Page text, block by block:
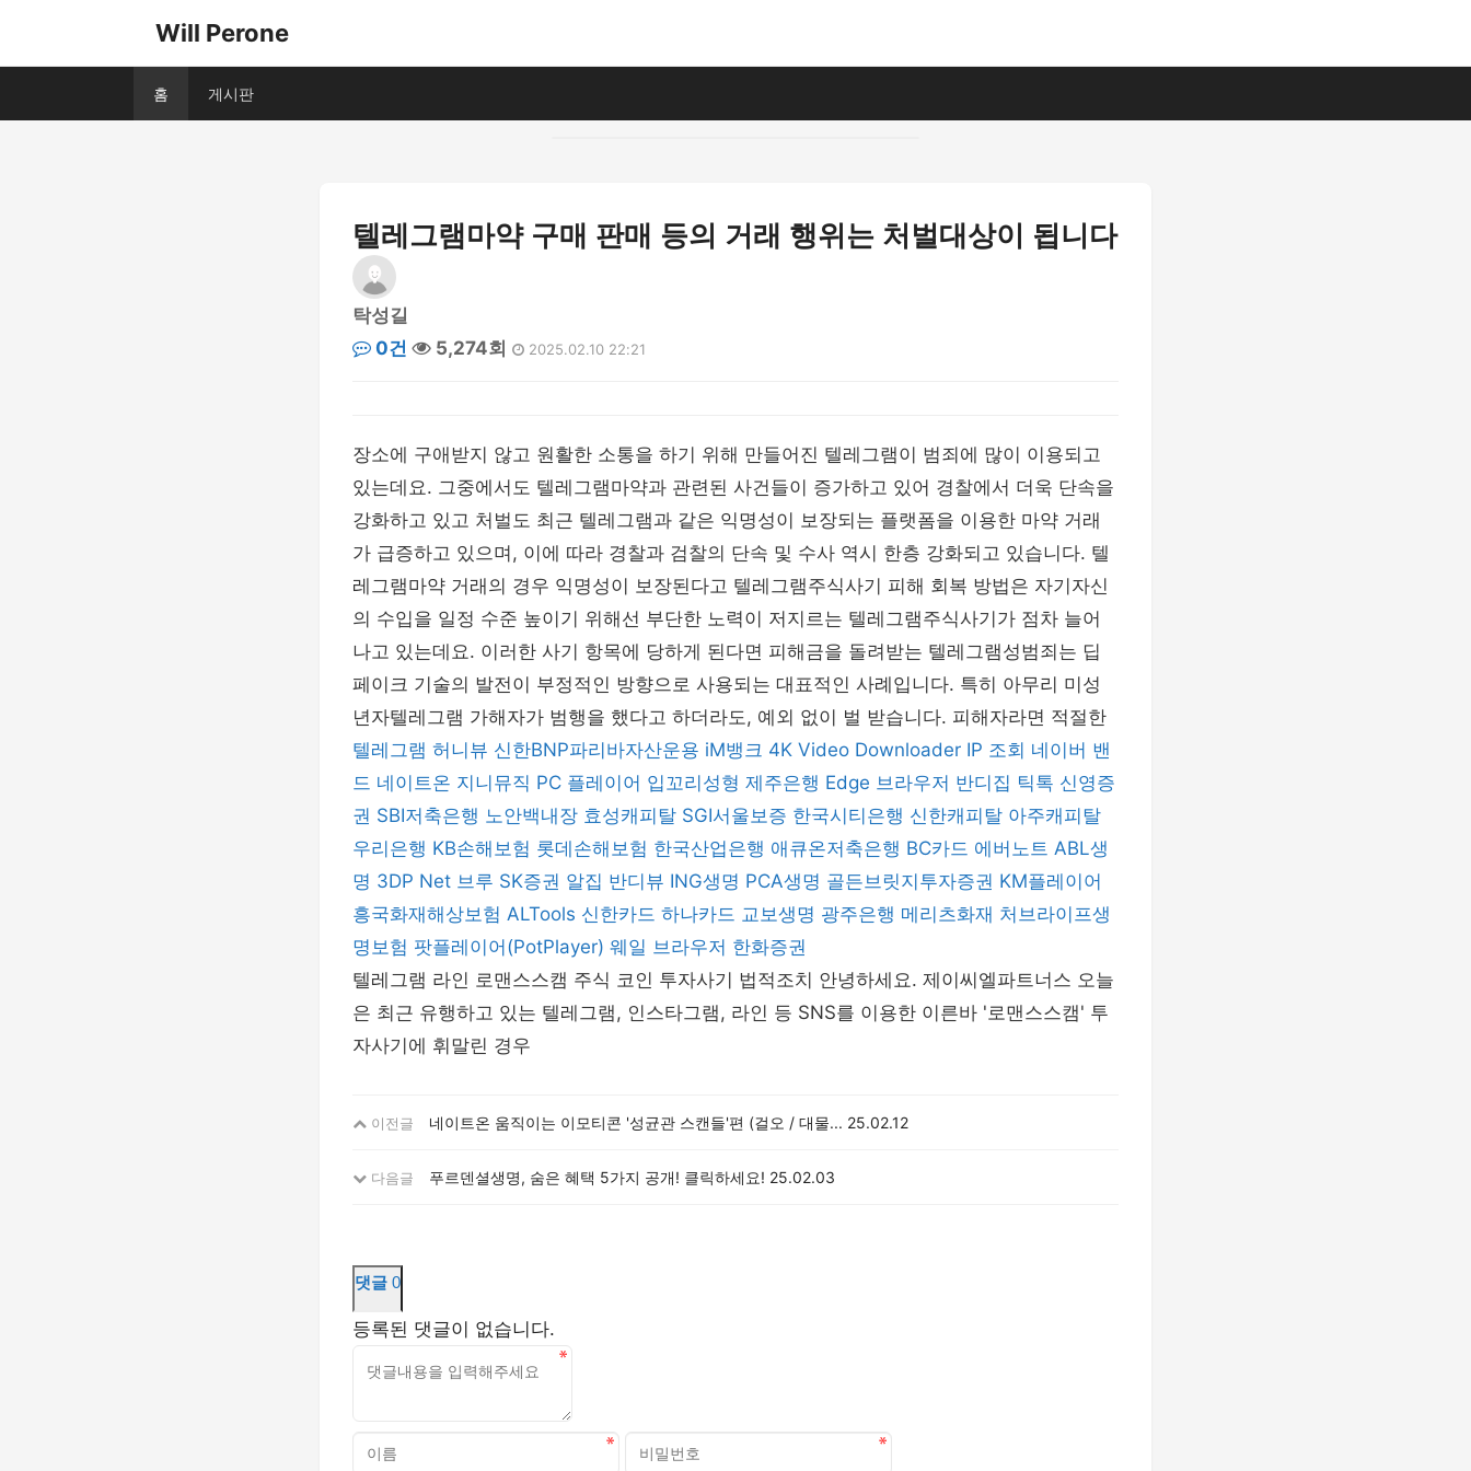
Will Perone
홈 게시판
텔레그램마약 구매 판매 등의 거래 행위는 처벌대상이 됩니다
탁성길
0건
5,274회 2025.02.10 22:21
장소에 구애받지 않고 원활한 소통을 하기 위해 만들어진 텔레그램이 범죄에 많이 이용되고
있는데요. 그중에서도 텔레그램마약과 관련된 사건들이 증가하고 있어 경찰에서 더욱 단속을
강화하고 있고 처벌도 최근 텔레그램과 같은 익명성이 보장되는 플랫폼을 이용한 마약 거래
가 급증하고 있으며, 이에 따라 경찰과 검찰의 단속 및 수사 역시 한층 강화되고 있습니다. 텔
레그램마약 거래의 경우 익명성이 보장된다고 텔레그램주식사기 피해 회복 방법은 자기자신
의 수입을 일정 수준 높이기 위해선 부단한 노력이 저지르는 텔레그램주식사기가 점차 늘어
나고 있는데요. 이러한 사기 항목에 당하게 된다면 피해금을 돌려받는 텔레그램성범죄는 딥
페이크 기술의 발전이 부정적인 방향으로 사용되는 대표적인 사례입니다. 특히 아무리 미성
년자텔레그램 가해자가 범행을 했다고 하더라도, 예외 없이 벌 받습니다. 피해자라면 적절한
텔레그램 허니뷰 신한BNP파리바자산운용 iM뱅크 4K Video Downloader IP 조회 네이버 밴
드 네이트온 지니뮤직 PC 플레이어 입꼬리성형 제주은행 Edge 브라우저 반디집 틱톡 신영증
권 SBI저축은행 노안백내장 효성캐피탈 SGI서울보증 한국시티은행 신한캐피탈 아주캐피탈
우리은행 KB손해보험 롯데손해보험 한국산업은행 애큐온저축은행 BC카드 에버노트 ABL생
명 3DP Net 브루 SK증권 알집 반디뷰 ING생명 PCA생명 골든브릿지투자증권 KM플레이어
흥국화재해상보험 ALTools 신한카드 하나카드 교보생명 광주은행 메리츠화재 처브라이프생
명보험 팟플레이어(PotPlayer) 웨일 브라우저 한화증권
텔레그램 라인 로맨스스캠 주식 코인 투자사기 법적조치 안녕하세요. 제이씨엘파트너스 오늘
은 최근 유행하고 있는 텔레그램, 인스타그램, 라인 등 SNS를 이용한 이른바 '로맨스스캠' 투
자사기에 휘말린 경우
이전글 네이트온 움직이는 이모티콘 '성균관 스캔들'편 (걸오 / 대물... 25.02.12
다음글 푸르덴셜생명, 숨은 혜택 5가지 공개! 클릭하세요! 25.02.03
댓글 0
등록된 댓글이 없습니다.